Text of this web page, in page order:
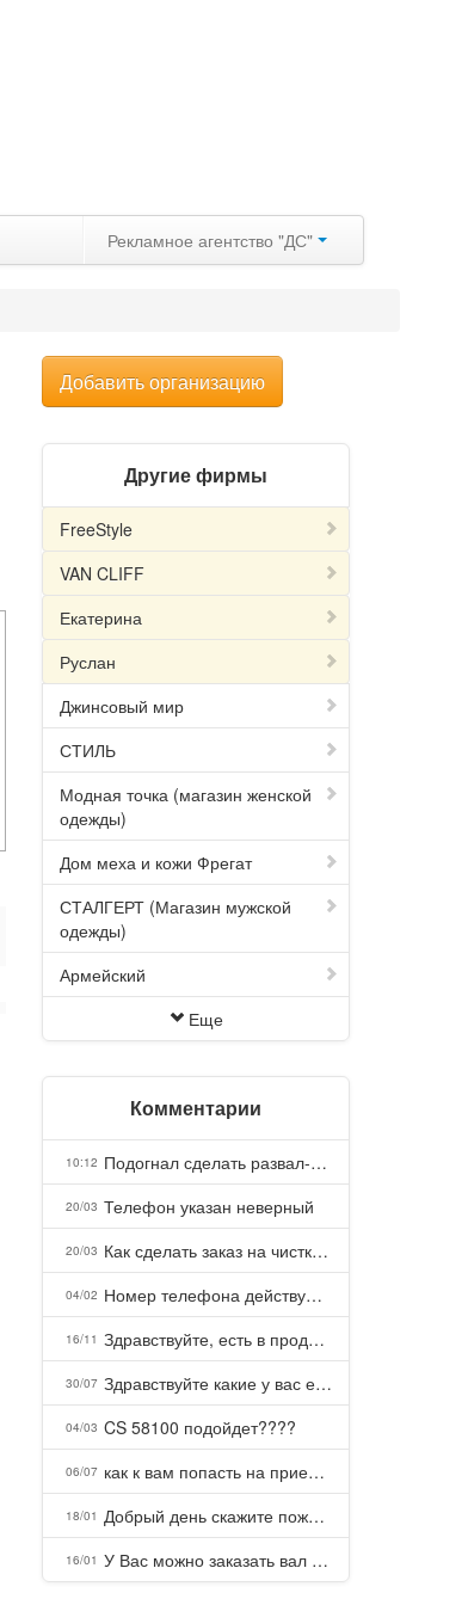
Рекламное агентство "ДС"
Добавить организацию
Другие фирмы
FreeStyle
VAN CLIFF
Екатерина
Руслан
Джинсовый мир
СТИЛЬ
Модная точка (магазин женской
одежды)
Дом меха и кожи Фрегат
СТАЛГЕРТ (Магазин мужской
одежды)
Армейский
Еще
Комментарии
10:12 Подогнал сделать развал-схождение, сделали- машина уходит на право и колеса проверил все хорошо с атмосферами ужас как можно делать авто, не ужели не берегут свою репутацию, не советую.
20/03 Телефон указан неверный
20/03 Как сделать заказ на чистку пуховых подушек?
04/02 Номер телефона действующий можно узнать почему номер неправельный
16/11 Здравствуйте, есть в продаже? Есть доставка до Казани?
30/07 Здравствуйте какие у вас есть курсы и какая цена, ?
04/03 CS 58100 подойдет????
06/07 как к вам попасть на прием? Или дозвониться, трубку не берете.
18/01 Добрый день скажите пожалуйста как можно с вами связаться . Телефон не отвечает .Заказала кухню в тц Хороший есть претензии а менеджер контактов не дает .Что делать?
16/01 У Вас можно заказать вал шлицевой от косилки заря для мтз, который соединяет мотоблок с косилкой.?